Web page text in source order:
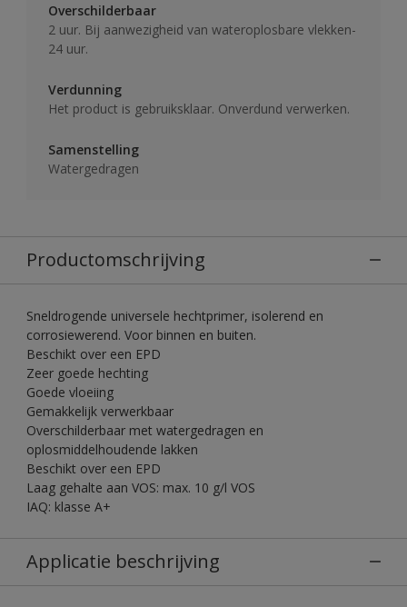
Overschilderbaar
2 uur. Bij aanwezigheid van wateroplosbare vlekken-
24 uur.
Verdunning
Het product is gebruiksklaar. Onverdund verwerken.
Samenstelling
Watergedragen
Productomschrijving
Sneldrogende universele hechtprimer, isolerend en
corrosiewerend. Voor binnen en buiten.
Beschikt over een EPD
Zeer goede hechting
Goede vloeiing
Gemakkelijk verwerkbaar
Overschilderbaar met watergedragen en
oplosmiddelhoudende lakken
Beschikt over een EPD
Laag gehalte aan VOS: max. 10 g/l VOS
IAQ: klasse A+
Applicatie beschrijving